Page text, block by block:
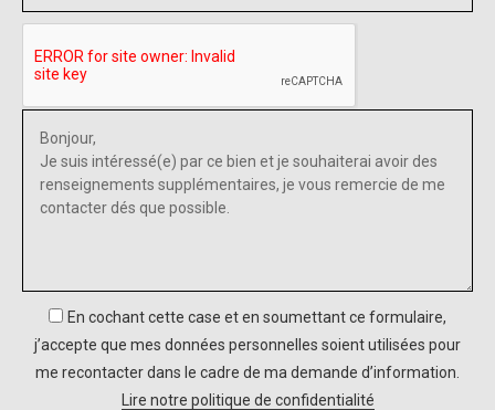
En cochant cette case et en soumettant ce formulaire,
j’accepte que mes données personnelles soient utilisées pour
me recontacter dans le cadre de ma demande d’information.
Lire notre politique de confidentialité